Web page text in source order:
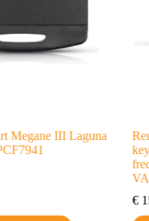
Megane III Laguna
€